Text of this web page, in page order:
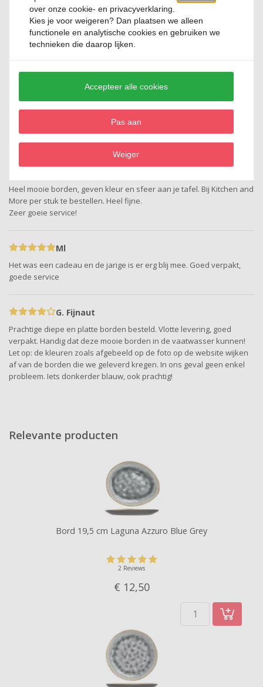
Super mooie borden.
Het blijven mooie worden. Een paar nieuwe besteld omdat er een
paar uit onze handen zijn gevallen
Heel mooie borden, verzorgde levering. Top service!
Heel mooie borden, geven kleur en sfeer aan je tafel. Bij Kitchen and
More per stuk te bestellen. Heel fijne.
Zeer goeie service!
Ml
Het was een cadeau en de jarige is er erg blij mee. Goed verpakt,
goede service
G. Fijnaut
Prachtige diepe en platte borden besteld. Vlotte levering, goed
verpakt. Handig dat deze mooie borden in de vaatwasser kunnen!
Let op: de kleuren zoals afgebeeld op de foto op de website wijken
af van de borden die we geleverd kregen. In ons geval geen enkel
probleem. Iets donkerder blauw, ook prachtig!
Relevante producten
Bord 19,5 cm Laguna Azzuro Blue Grey
2 Reviews
€ 12,50
over onze cookie- en privacyverklaring.
Kies je voorweigeren? Dan plaatsen we alleen
functionele en analytische cookies en gebruiken we
technieken die daarop lijken.
Accepteer alle cookies
Pas aan
Weiger